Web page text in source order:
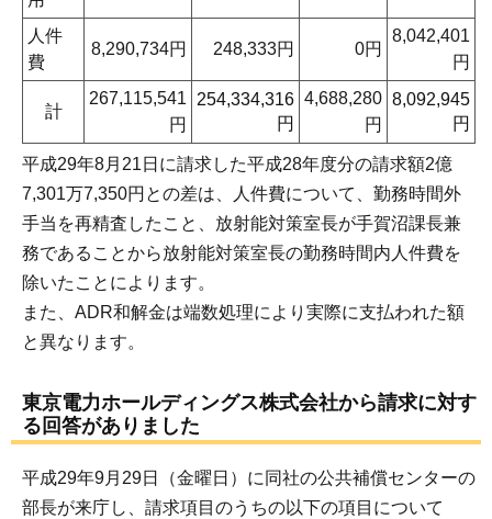
人件
費
8,290,734円 248,333円 0円
8,042,401
円
計
267,115,541
円
254,334,316
円
4,688,280
円
8,092,945
円
平成29年8月21日に請求した平成28年度分の請求額2億
7,301万7,350円との差は、人件費について、勤務時間外
手当を再精査したこと、放射能対策室長が手賀沼課長兼
務であることから放射能対策室長の勤務時間内人件費を
除いたことによります。
また、ADR和解金は端数処理により実際に支払われた額
と異なります。
東京電力ホールディングス株式会社から請求に対す
る回答がありました
平成29年9月29日（金曜日）に同社の公共補償センターの
部長が来庁し、請求項目のうちの以下の項目について